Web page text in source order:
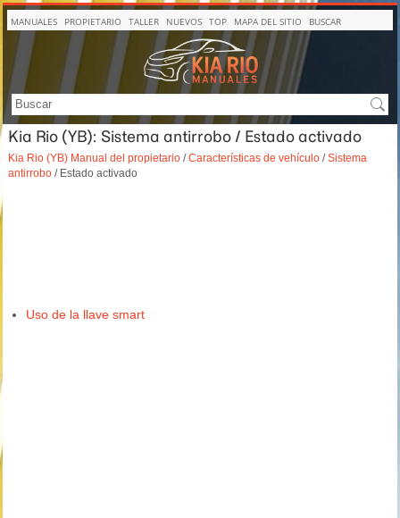
MANUALES PROPIETARIO TALLER NUEVOS TOP MAPA DEL SITIO BUSCAR
Kia Rio (YB): Sistema antirrobo / Estado activado
Kia Rio (YB) Manual del propietario /Características de vehículo /Sistema
antirrobo / Estado activado
Uso de la llave smart